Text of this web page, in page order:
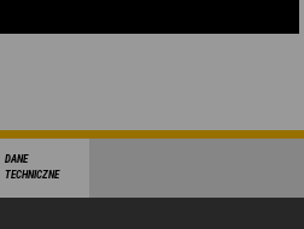
DANE
TECHNICZNE